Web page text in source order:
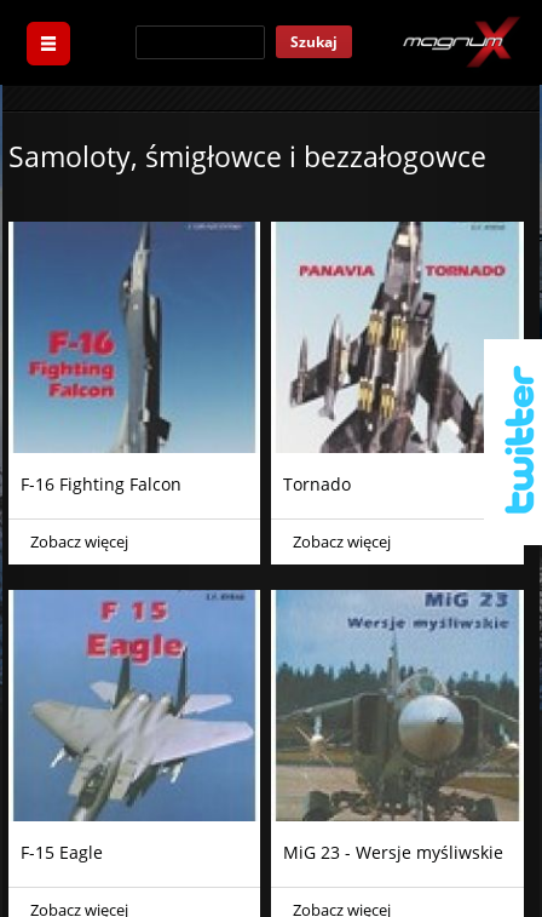
Szukaj
Samoloty, śmigłowce i bezzałogowce
F-16 Fighting Falcon
Zobacz więcej
Tornado
Zobacz więcej
F-15 Eagle
Zobacz więcej
MiG 23 - Wersje myśliwskie
Zobacz więcej